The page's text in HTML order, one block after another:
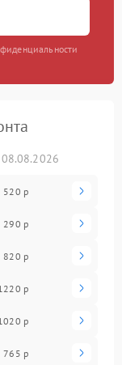
520 р
290 р
820 р
р
р
765 р